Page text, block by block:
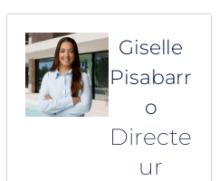
Giselle
Pisabarr
o
Directe
ur